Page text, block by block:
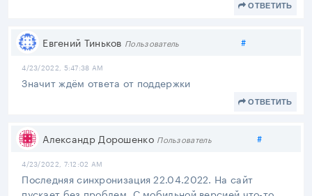
ОТВЕТИТЬ
Евгений Тиньков Пользователь #Поделиться
4/23/2022, 5:47:38 AM
Значит ждём ответа от поддержки
ОТВЕТИТЬ
Александр Дорошенко Пользователь #
4/23/2022, 7:12:02 AM
Последняя синхронизация 22.04.2022. На сайт